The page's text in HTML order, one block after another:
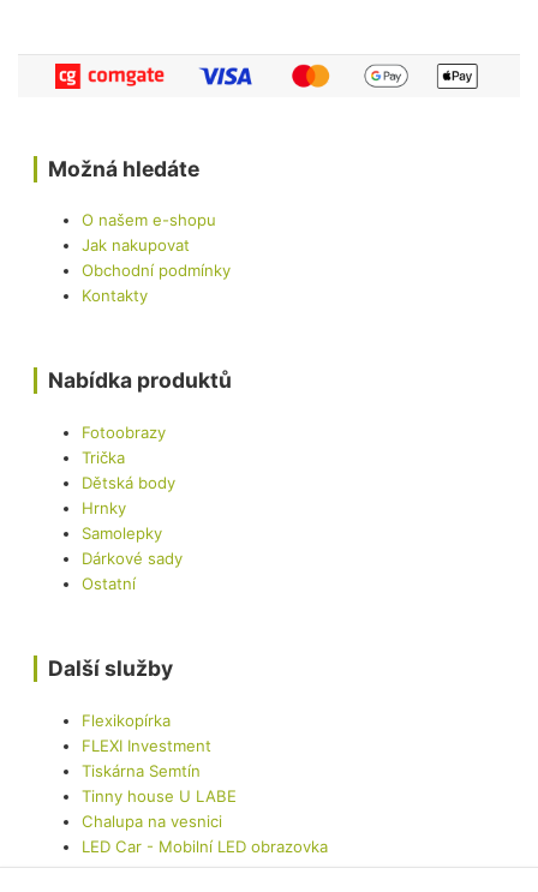
Možná hledáte
O našem e-shopu
Jak nakupovat
Obchodní podmínky
Kontakty
Nabídka produktů
Fotoobrazy
Trička
Dětská body
Hrnky
Samolepky
Dárkové sady
Ostatní
Další služby
Flexikopírka
FLEXI Investment
Tiskárna Semtín
Tinny house U LABE
Chalupa na vesnici
LED Car - Mobilní LED obrazovka